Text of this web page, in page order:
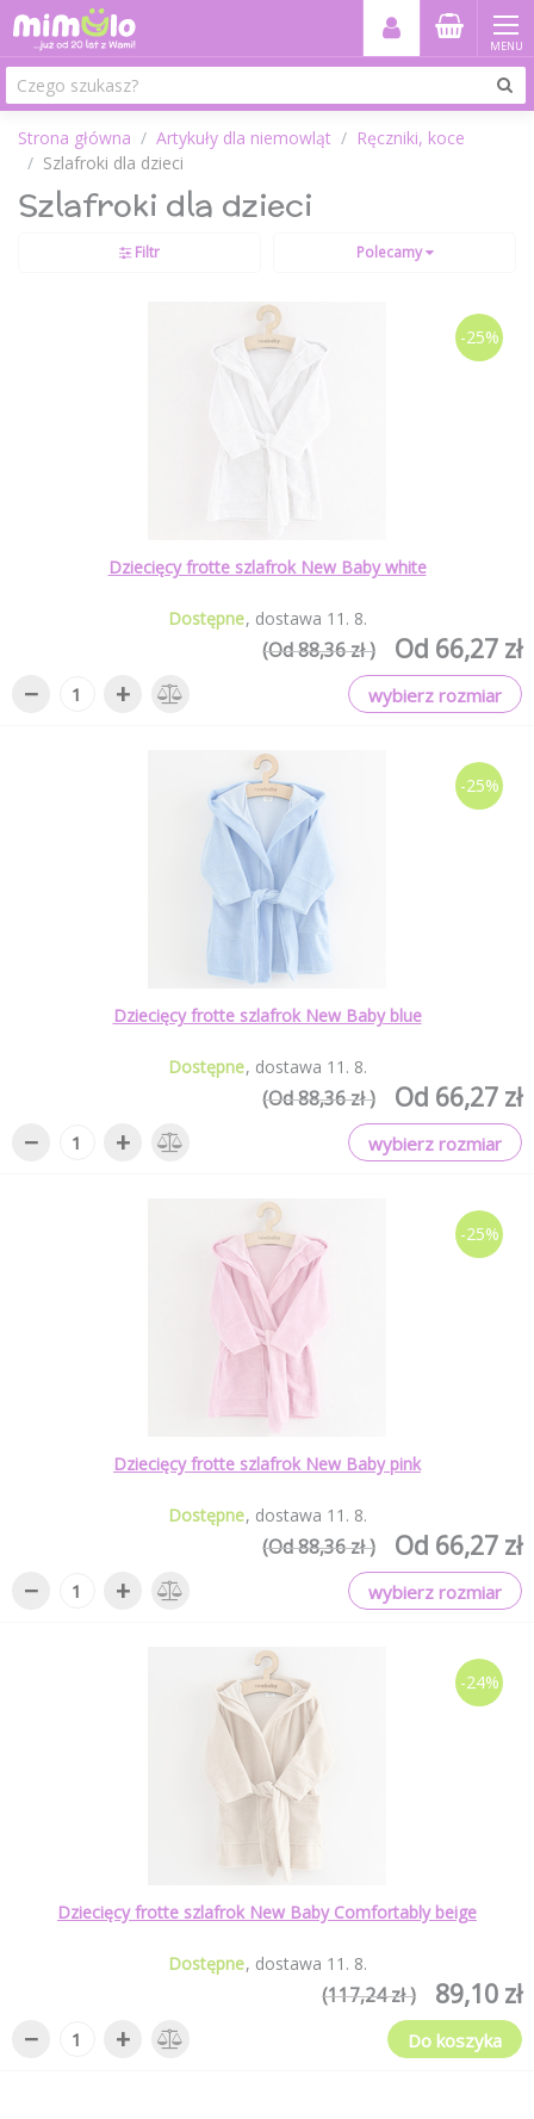
MENU
Strona główna Artykuły dla niemowląt
Ręczniki, koce
Szlafroki dla dzieci
Szlafroki dla dzieci
Filtr Polecamy
-25%
Dziecięcy frotte szlafrok New Baby white
Dostępne dostawa 11 . 8.
Od 66,27 zł
(Od 88,36 zł )
− + wybierz rozmiar
-25%
Dziecięcy frotte szlafrok New Baby blue
Dostępne dostawa 11 . 8.
Od 66,27 zł
(Od 88,36 zł )
− + wybierz rozmiar
-25%
Dziecięcy frotte szlafrok New Baby pink
Dostępne dostawa 11 . 8.
Od 66,27 zł
(Od 88,36 zł )
− + wybierz rozmiar
-24%
Dziecięcy frotte szlafrok New Baby Comfortably beige
Dostępne dostawa 11 . 8.
89,10 zł
(117,24 zł )
− + Do koszyka